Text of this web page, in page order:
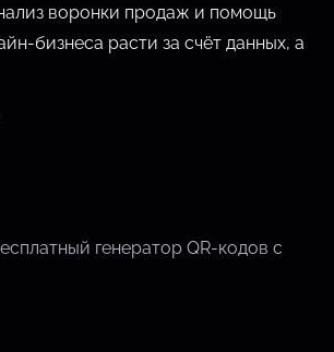
воронки продаж и помощь
бизнеса расти за счёт данных, а
генератор QR-кодов с